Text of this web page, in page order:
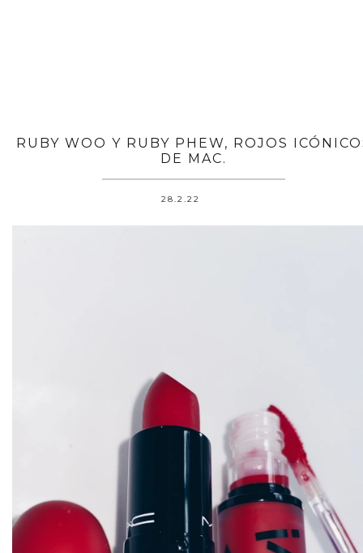
RUBY WOO Y RUBY PHEW, ROJOS
DE MAC.
28.2.22